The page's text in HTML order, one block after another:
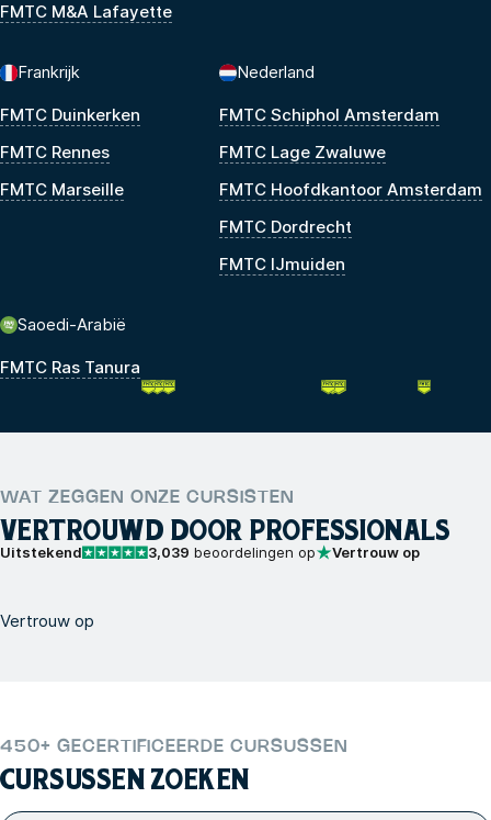
FMTC M&A Lafayette
Frankrijk
FMTC Duinkerken
FMTC Rennes
FMTC Marseille
Nederland
FMTC Schiphol Amsterdam
FMTC Lage Zwaluwe
FMTC Hoofdkantoor Amsterdam
FMTC Dordrecht
FMTC IJmuiden
Saoedi-Arabië
FMTC Ras Tanura
WAT ZEGGEN ONZE CURSISTEN
VERTROUWD DOOR PROFESSIONALS
Uitstekend 3,039 beoordelingen op Vertrouw op
Vertrouw op
450+ GECERTIFICEERDE CURSUSSEN
CURSUSSEN ZOEKEN